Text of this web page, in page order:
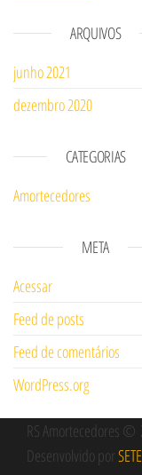
ARQUIVOS
junho 2021
dezembro 2020
CATEGORIAS
Amortecedores
META
Acessar
Feed de posts
Feed de comentários
WordPress.org
RS Amortecedores ©
Desenvolvido por